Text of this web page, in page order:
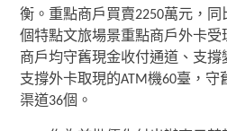
衡。重點商戶買賣2250萬元，
個特點文旅場景重點商戶外卡受
商戶均守舊現金收付通道、支
支撐外卡取現的ATM機60臺，
渠道36個。